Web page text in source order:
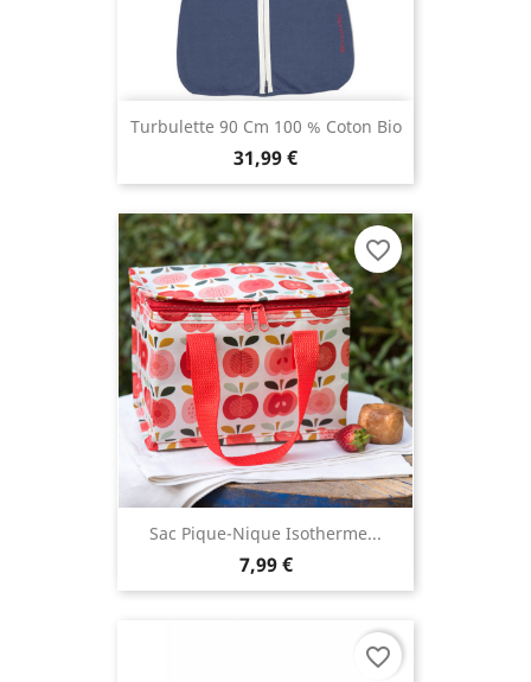
Turbulette 90 Cm 100 % Coton Bio
31,99 €
Sac Pique-Nique Isotherme...
7,99 €
favorite_border
favorite_border